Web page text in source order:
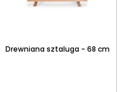
Drewniana sztaluga - 68 cm